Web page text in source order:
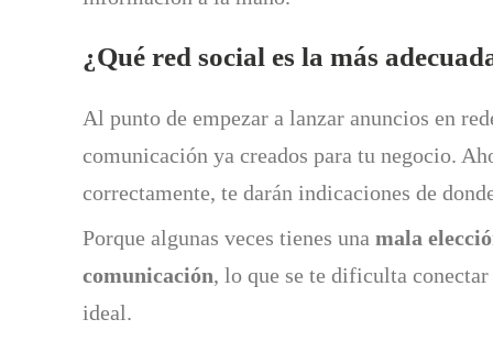
¿Qué red social es la más
Al punto de empezar a lanzar anuncios en
comunicación ya creados para tu negocio.
correctamente, te darán indicaciones de
Porque algunas veces tienesunamala
comunicación, lo que se te dificulta
ideal.